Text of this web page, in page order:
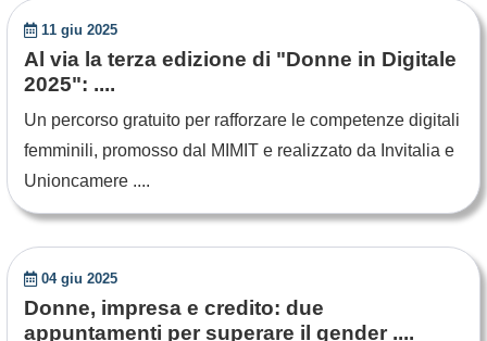
11 giu 2025
Al via la terza edizione di "Donne in Digitale
2025": ....
Un percorso gratuito per rafforzare le competenze digitali
femminili, promosso dal MIMIT e realizzato da Invitalia e
Unioncamere ....
04 giu 2025
Donne, impresa e credito: due
appuntamenti per superare il gender ....